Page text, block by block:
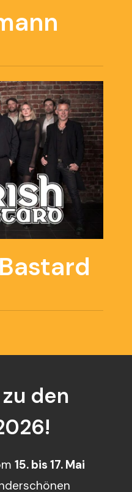
zu den
15. bis 17. Mai